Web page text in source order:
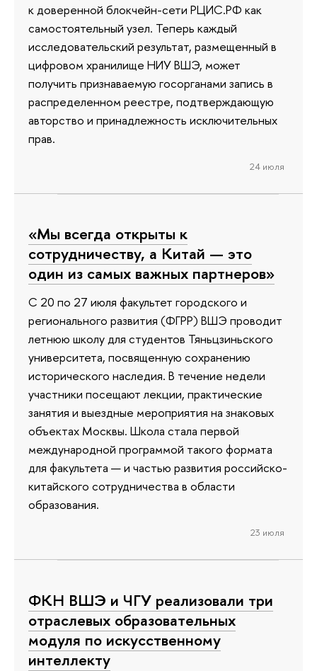
к доверенной блокчейн-сети РЦИС.РФ как
самостоятельный узел. Теперь каждый
исследовательский результат, размещенный в
цифровом хранилище НИУ ВШЭ, может
получить признаваемую госорганами запись в
распределенном реестре, подтверждающую
авторство и принадлежность исключительных
прав.
24 июля
«Мы всегда открыты к
сотрудничеству, а Китай — это
один из самых важных партнеров»
С 20 по 27 июля факультет городского и
регионального развития (ФГРР) ВШЭ проводит
летнюю школу для студентов Тяньцзиньского
университета, посвященную сохранению
исторического наследия. В течение недели
участники посещают лекции, практические
занятия и выездные мероприятия на знаковых
объектах Москвы. Школа стала первой
международной программой такого формата
для факультета — и частью развития российско-
китайского сотрудничества в области
образования.
23 июля
ФКН ВШЭ и ЧГУ реализовали три
отраслевых образовательных
модуля по искусственному
интеллекту